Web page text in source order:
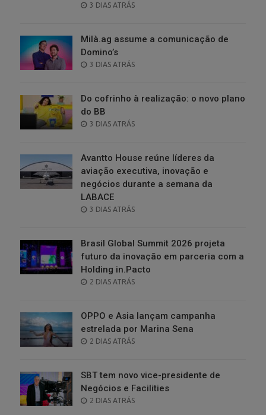
POSTED
3 DIAS ATRÁS
Milà.ag assume a comunicação de
Domino’s
POSTED
3 DIAS ATRÁS
Do cofrinho à realização: o novo plano
do BB
POSTED
3 DIAS ATRÁS
Avantto House reúne líderes da
aviação executiva, inovação e
negócios durante a semana da
LABACE
POSTED
3 DIAS ATRÁS
Brasil Global Summit 2026 projeta
futuro da inovação em parceria com a
Holding in.Pacto
POSTED
2 DIAS ATRÁS
OPPO e Asia lançam campanha
estrelada por Marina Sena
POSTED
2 DIAS ATRÁS
SBT tem novo vice-presidente de
Negócios e Facilities
POSTED
2 DIAS ATRÁS